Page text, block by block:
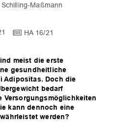
Schilling-Maßmann
HA 16/21
meist die erste
gesundheitliche
Adipositas. Doch die
bedarf
Versorgungsmöglichkeiten
kann dennoch eine
werden?